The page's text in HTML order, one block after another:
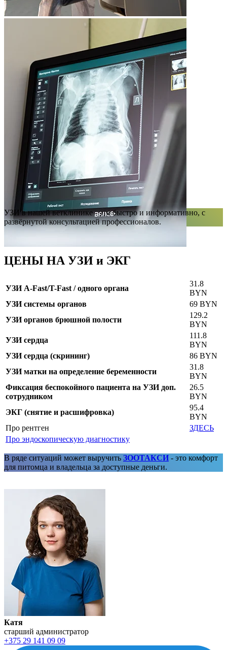
УЗИ в нашей ветклинике - это быстро и информативно, с
развёрнутой консультацией профессионалов.
ЦЕНЫ НА УЗИ и ЭКГ
УЗИ A-Fast/T-Fast / одного органа
31.8
BYN
УЗИ системы органов
69 BYN
УЗИ органов брюшной полости
129.2
BYN
УЗИ сердца
111.8
BYN
УЗИ сердца (скрининг)
86 BYN
УЗИ матки на определение беременности
31.8
BYN
Фиксация беспокойного пациента на УЗИ доп.
сотрудником
26.5
BYN
ЭКГ (снятие и расшифровка)
95.4
BYN
Про рентген
ЗДЕСЬ
Про эндоскопическую диагностику
В ряде ситуаций может выручить ЗООТАКСИ - это комфорт
для питомца и владельца за доступные деньги.
Катя
старший администратор
+375 29 141 09 09